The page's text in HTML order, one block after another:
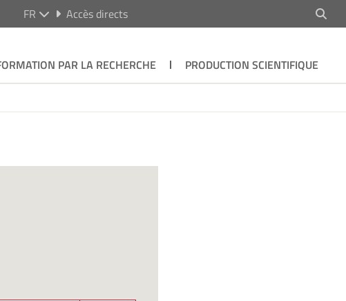
FR Accès directs
PAR LA RECHERCHE
PRODUCTION SCIENTIFIQUE